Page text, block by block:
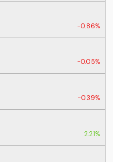
-0.86%
-0.05%
-0.39%
2.21%